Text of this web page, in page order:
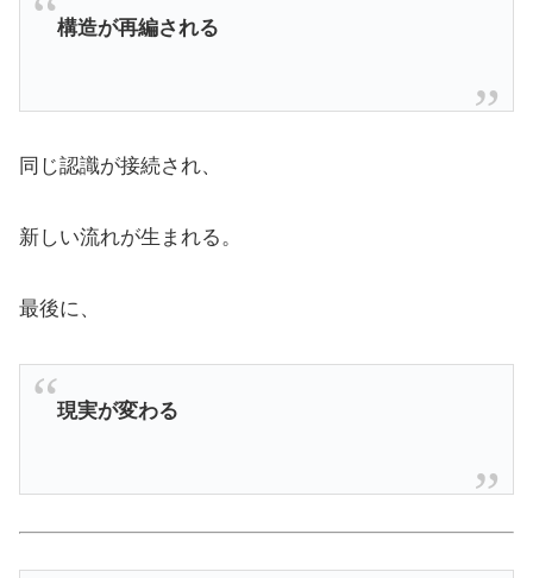
構造が再編される
同じ認識が接続され、
新しい流れが生まれる。
最後に、
現実が変わる